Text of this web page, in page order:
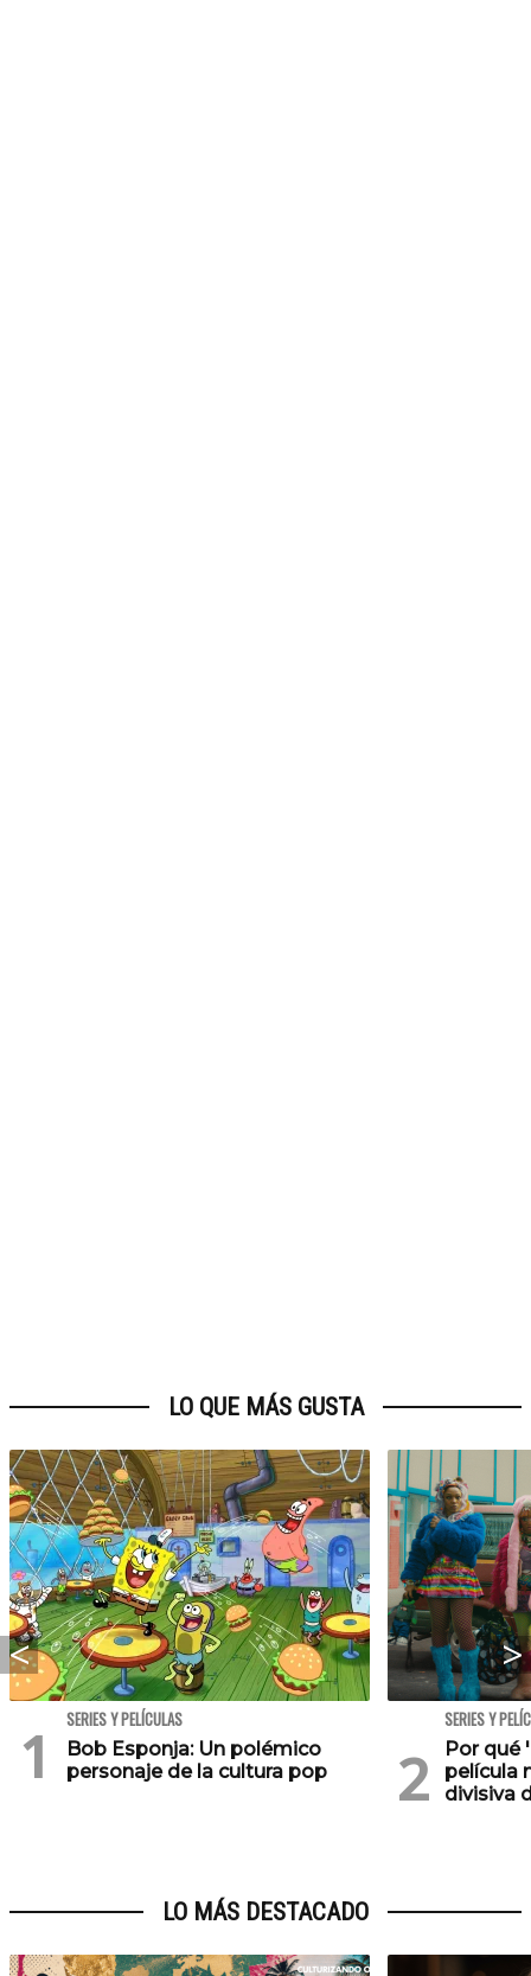
LO QUE MÁS GUSTA
SERIES Y PELÍCULAS
Bob Esponja: Un polémico
personaje de la cultura pop
SERIES Y
Por qué
película
divisiva
LO MÁS DESTACADO